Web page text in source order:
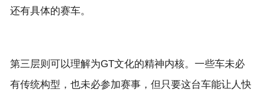
第三层则可以理解为GT文化的精神内核。一些车未必
有传统构型，也未必参加赛事，但只要这台车能让人快